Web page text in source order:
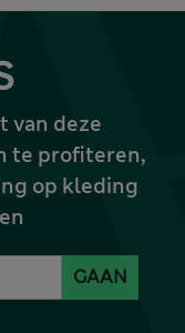
van deze
te profiteren,
op kleding
GAAN